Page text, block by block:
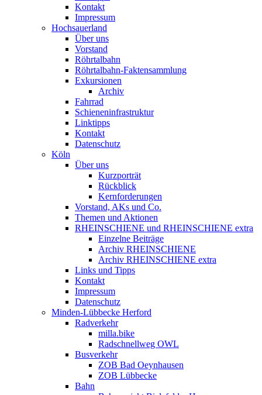
Kontakt
Impressum
Hochsauerland
Über uns
Vorstand
Röhrtalbahn
Röhrtalbahn-Faktensammlung
Exkursionen
Archiv
Fahrrad
Schieneninfrastruktur
Linktipps
Kontakt
Datenschutz
Köln
Über uns
Kurzporträt
Rückblick
Kernforderungen
Vorstand, AKs und Co.
Themen und Aktionen
RHEINSCHIENE und RHEINSCHIENE extra
Einzelne Beiträge
Archiv RHEINSCHIENE
Archiv RHEINSCHIENE extra
Links und Tipps
Kontakt
Impressum
Datenschutz
Minden-Lübbecke Herford
Radverkehr
milla.bike
Radschnellweg OWL
Busverkehr
ZOB Bad Oeynhausen
ZOB Lübbecke
Bahn